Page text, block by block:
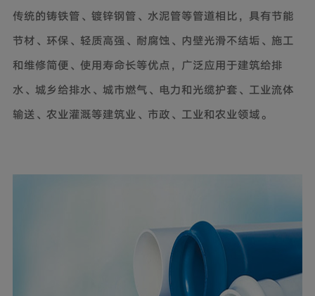
传统的铸铁管、 镀锌钢管、 水泥管等管道相比，具有节能
节材、环保、轻质高强、耐腐蚀、内壁光滑不结垢、施工
和维修简便、使用寿命长等优点，广泛应用于建筑给排
水、城乡给排水、城市燃气、电力和光缆护套、工业流体
输送、农业灌溉等建筑业、市政、工业和农业领域。